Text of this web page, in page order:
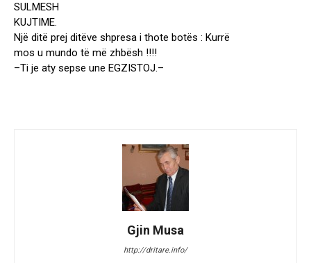
SULMESH
KUJTIME.
Një ditë prej ditëve shpresa i thote botës : Kurrë
mos u mundo të më zhbësh !!!!
–Ti je aty sepse une EGZISTOJ.–
Gjin Musa
http://dritare.info/